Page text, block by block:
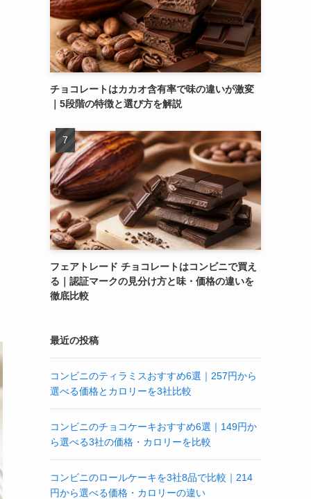
チョコレートはカカオ含有率で味の違いが激変
｜5段階の特徴と選び方を解説
フェアトレード チョコレートはコンビニで買え
る｜認証マークの見分け方と味・価格の違いを
徹底比較
最近の投稿
コンビニのティラミスおすすめ6選｜257円から
選べる価格とカロリーを3社比較
コンビニのチョコケーキおすすめ6選｜149円か
ら選べる3社の価格・カロリーを比較
コンビニのロールケーキを3社8品で比較｜214
円から選べる価格・カロリーの違い